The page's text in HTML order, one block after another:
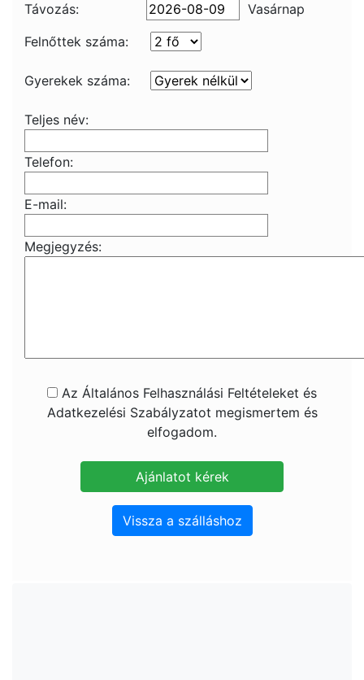
Távozás:
Vasárnap
Felnőttek száma:
Gyerekek száma:
Teljes név:
Telefon:
E-mail:
Megjegyzés:
Az Általános Felhasználási Feltételeket és
Adatkezelési Szabályzatot megismertem és
elfogadom.
Vissza a szálláshoz